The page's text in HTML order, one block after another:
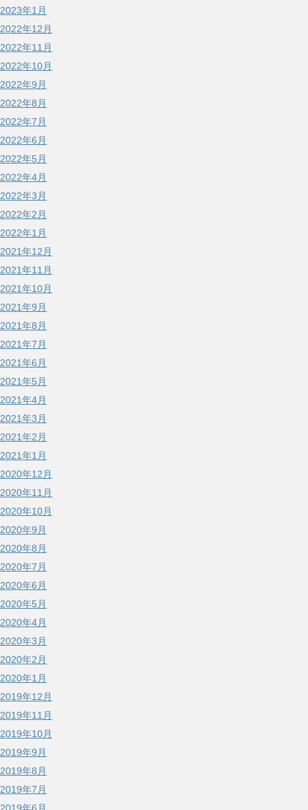
2023年1月
2022年12月
2022年11月
2022年10月
2022年9月
2022年8月
2022年7月
2022年6月
2022年5月
2022年4月
2022年3月
2022年2月
2022年1月
2021年12月
2021年11月
2021年10月
2021年9月
2021年8月
2021年7月
2021年6月
2021年5月
2021年4月
2021年3月
2021年2月
2021年1月
2020年12月
2020年11月
2020年10月
2020年9月
2020年8月
2020年7月
2020年6月
2020年5月
2020年4月
2020年3月
2020年2月
2020年1月
2019年12月
2019年11月
2019年10月
2019年9月
2019年8月
2019年7月